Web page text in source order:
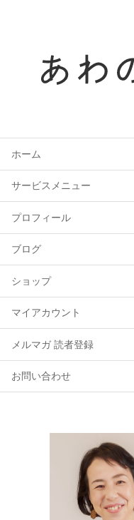
ホーム
サービスメニュー
プロフィール
ブログ
ショップ
マイアカウント
メルマガ 読者登録
お問い合わせ